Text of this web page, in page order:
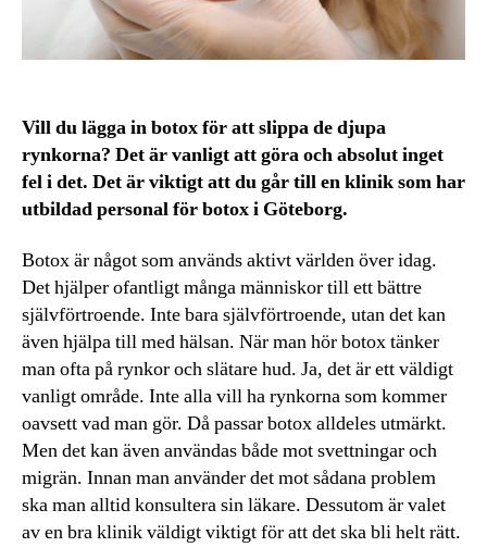
Vill du lägga in botox för att slippa de djupa
rynkorna? Det är vanligt att göra och absolut inget
fel i det. Det är viktigt att du går till en klinik som har
utbildad personal för botox i Göteborg.
Botox är något som används aktivt världen över idag.
Det hjälper ofantligt många människor till ett bättre
självförtroende. Inte bara självförtroende, utan det kan
även hjälpa till med hälsan. När man hör botox tänker
man ofta på rynkor och slätare hud. Ja, det är ett väldigt
vanligt område. Inte alla vill ha rynkorna som kommer
oavsett vad man gör. Då passar botox alldeles utmärkt.
Men det kan även användas både mot svettningar och
migrän. Innan man använder det mot sådana problem
ska man alltid konsultera sin läkare. Dessutom är valet
av en bra klinik väldigt viktigt för att det ska bli helt rätt.